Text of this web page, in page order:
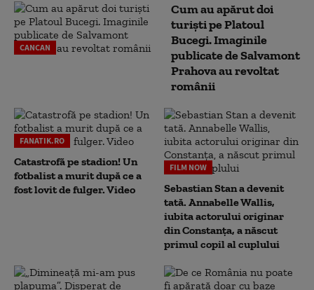
CANCAN
Cum au apărut doi
turiști pe Platoul
Bucegi. Imaginile
publicate de Salvamont
Prahova au revoltat
românii
FANATIK.RO
Catastrofă pe stadion! Un
fotbalist a murit după ce a
fost lovit de fulger. Video
FILM NOW
Sebastian Stan a devenit
tată. Annabelle Wallis,
iubita actorului originar
din Constanța, a născut
primul copil al cuplului